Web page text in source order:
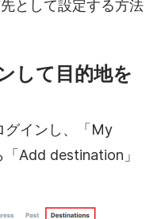
として設定する方法
して目的地を
グインし、「My
Add destination」